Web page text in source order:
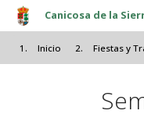
Pasar al
Canicosa de la
Inicio Fiestas y